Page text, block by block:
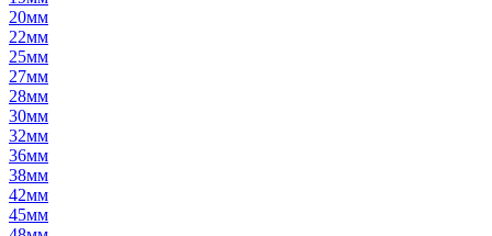
20мм
22мм
25мм
27мм
28мм
30мм
32мм
36мм
38мм
42мм
45мм